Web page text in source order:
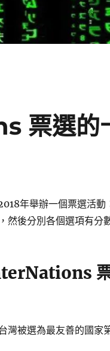
票選的
年舉辦一個票選活動
然後分別各個選項有分
灣被選為最友善的國家